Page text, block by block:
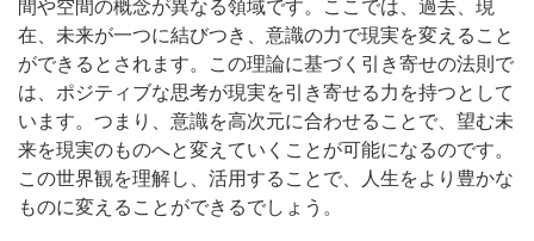
間や空間の概念が異なる領域です。ここでは、過去、現
在、未来が一つに結びつき、意識の力で現実を変えること
ができるとされます。この理論に基づく引き寄せの法則で
は、ポジティブな思考が現実を引き寄せる力を持つとして
います。つまり、意識を高次元に合わせることで、望む未
来を現実のものへと変えていくことが可能になるのです。
この世界観を理解し、活用することで、人生をより豊かな
ものに変えることができるでしょう。